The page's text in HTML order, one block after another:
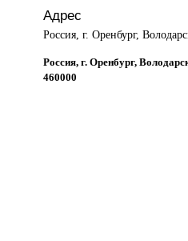
Адрес
Россия, г. Оренбург,
Россия, г. Оренбург,
460000